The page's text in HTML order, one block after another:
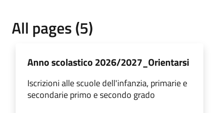
All pages (5)
Anno scolastico 2026/2027_Orientarsi
Iscrizioni alle scuole dell'infanzia, primarie e
secondarie primo e secondo grado